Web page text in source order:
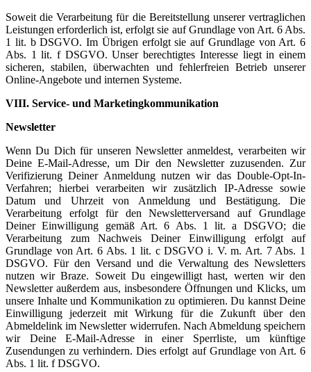
Soweit die Verarbeitung für die Bereitstellung unserer vertraglichen
Leistungen erforderlich ist, erfolgt sie auf Grundlage von Art. 6 Abs.
1 lit. b DSGVO. Im Übrigen erfolgt sie auf Grundlage von Art. 6
Abs. 1 lit. f DSGVO. Unser berechtigtes Interesse liegt in einem
sicheren, stabilen, überwachten und fehlerfreien Betrieb unserer
Online-Angebote und internen Systeme.
VIII. Service- und Marketingkommunikation
Newsletter
Wenn Du Dich für unseren Newsletter anmeldest, verarbeiten wir
Deine E-Mail-Adresse, um Dir den Newsletter zuzusenden. Zur
Verifizierung Deiner Anmeldung nutzen wir das Double-Opt-In-
Verfahren; hierbei verarbeiten wir zusätzlich IP-Adresse sowie
Datum und Uhrzeit von Anmeldung und Bestätigung. Die
Verarbeitung erfolgt für den Newsletterversand auf Grundlage
Deiner Einwilligung gemäß Art. 6 Abs. 1 lit. a DSGVO; die
Verarbeitung zum Nachweis Deiner Einwilligung erfolgt auf
Grundlage von Art. 6 Abs. 1 lit. c DSGVO i. V. m. Art. 7 Abs. 1
DSGVO. Für den Versand und die Verwaltung des Newsletters
nutzen wir Braze. Soweit Du eingewilligt hast, werten wir den
Newsletter außerdem aus, insbesondere Öffnungen und Klicks, um
unsere Inhalte und Kommunikation zu optimieren. Du kannst Deine
Einwilligung jederzeit mit Wirkung für die Zukunft über den
Abmeldelink im Newsletter widerrufen. Nach Abmeldung speichern
wir Deine E-Mail-Adresse in einer Sperrliste, um künftige
Zusendungen zu verhindern. Dies erfolgt auf Grundlage von Art. 6
Abs. 1 lit. f DSGVO.